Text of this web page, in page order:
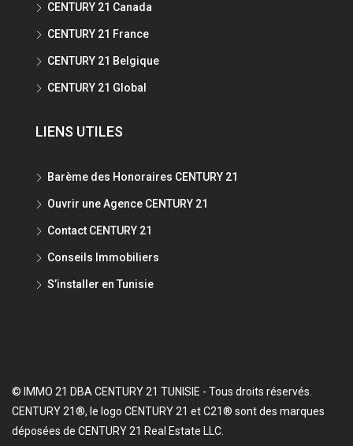
CENTURY 21 Canada
CENTURY 21 France
CENTURY 21 Belgique
CENTURY 21 Global
LIENS UTILES
Barème des Honoraires CENTURY 21
Ouvrir une Agence CENTURY 21
Contact CENTURY 21
Conseils Immobiliers
S’installer en Tunisie
© IMMO 21 DBA CENTURY 21 TUNISIE - Tous droits réservés.
CENTURY 21®, le logo CENTURY 21 et C21® sont des marques
déposées de CENTURY 21 Real Estate LLC.